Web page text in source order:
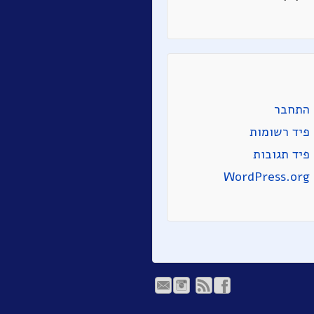
התחבר
פיד רשומות
פיד תגובות
WordPress.org